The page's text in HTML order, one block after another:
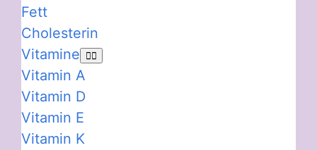
Fett
Cholesterin
Vitamine
Vitamin A
Vitamin D
Vitamin E
Vitamin K